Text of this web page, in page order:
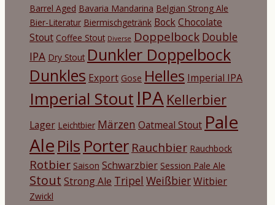
Barrel Aged Bavaria Mandarina Belgian Strong Ale
Bier-Literatur Biermischgetränk BockChocolate
Stout Coffee Stout Diverse Doppelbock Double
IPA Dry Stout Dunkler Doppelbock
Dunkles Export Gose Helles Imperial IPA
Imperial Stout IPA Kellerbier
Lager Leichtbier Märzen Oatmeal Stout Pale
Ale Pils Porter Rauchbier Rauchbock
Rotbier Saison Schwarzbier Session Pale Ale
Stout Strong Ale Tripel WeißbierWitbier
Zwickl